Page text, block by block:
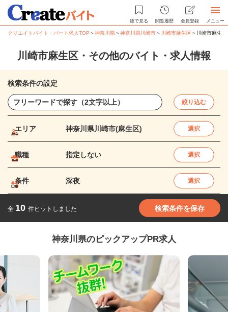
後で見る 閲覧履歴 会員登録 メニュー
クリエイトバイト・パート求人TOP ＞神奈川県＞神奈川県川崎市＞ 川崎市麻生区＞ 川崎市麻生
川崎市麻生区・その他のバイト・求人情報
検索条件の設定
絞り込む
エリア 神奈川県川崎市(麻生区) 選択
職種 指定しない 選択
条件 深夜 選択
全 10 件ヒットしました 検索条件を保存
神奈川県のピックアップPR求人